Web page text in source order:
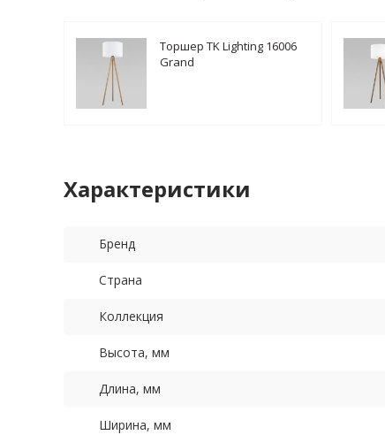
Торшер TK Lighting 16006
Grand
Характеристики
Бренд
Страна
Коллекция
Высота, мм
Длина, мм
Ширина, мм